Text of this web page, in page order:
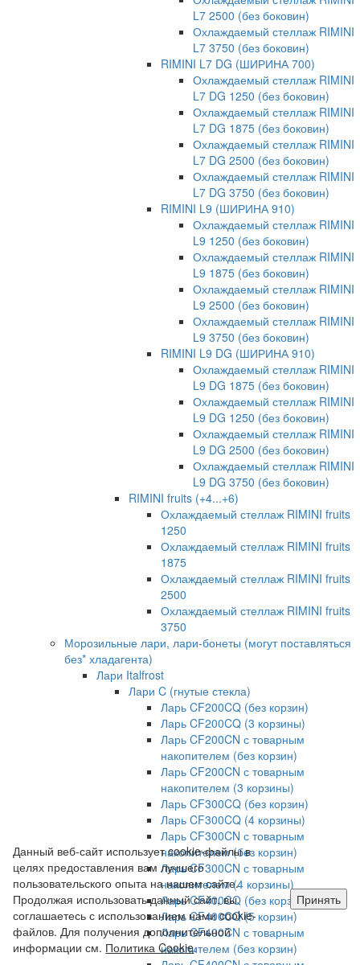
L7 2500 (без боковин)
Охлаждаемый стеллаж RIMINI
L7 3750 (без боковин)
RIMINI L7 DG (ШИРИНА 700)
Охлаждаемый стеллаж RIMINI
L7 DG 1250 (без боковин)
Охлаждаемый стеллаж RIMINI
L7 DG 1875 (без боковин)
Охлаждаемый стеллаж RIMINI
L7 DG 2500 (без боковин)
Охлаждаемый стеллаж RIMINI
L7 DG 3750 (без боковин)
RIMINI L9 (ШИРИНА 910)
Охлаждаемый стеллаж RIMINI
L9 1250 (без боковин)
Охлаждаемый стеллаж RIMINI
L9 1875 (без боковин)
Охлаждаемый стеллаж RIMINI
L9 2500 (без боковин)
Охлаждаемый стеллаж RIMINI
L9 3750 (без боковин)
RIMINI L9 DG (ШИРИНА 910)
Охлаждаемый стеллаж RIMINI
L9 DG 1875 (без боковин)
Охлаждаемый стеллаж RIMINI
L9 DG 1250 (без боковин)
Охлаждаемый стеллаж RIMINI
L9 DG 2500 (без боковин)
Охлаждаемый стеллаж RIMINI
L9 DG 3750 (без боковин)
RIMINI fruits (+4...+6)
Охлаждаемый стеллаж RIMINI fruits
1250
Охлаждаемый стеллаж RIMINI fruits
1875
Охлаждаемый стеллаж RIMINI fruits
2500
Охлаждаемый стеллаж RIMINI fruits
3750
Морозильные лари, лари-бонеты (могут поставляться
без* хладагента)
Лари Italfrost
Лари C (гнутые стекла)
Ларь CF200CQ (без корзин)
Ларь CF200CQ (3 корзины)
Ларь CF200CN с товарным
накопителем (без корзин)
Ларь CF200CN с товарным
накопителем (3 корзины)
Ларь CF300CQ (без корзин)
Ларь CF300CQ (4 корзины)
Ларь CF300CN с товарным
накопителем (без корзин)
Ларь CF300CN с товарным
накопителем (4 корзины)
Ларь CF400CQ (без корзин)
Ларь CF400CQ (5 корзин)
Ларь CF400CN с товарным
накопителем (без корзин)
Данный веб-сайт использует cookie-файлы в
целях предоставления вам лучшего
пользовательского опыта на нашем сайте.
Продолжая использовать данный сайт, вы
соглашаетесь с использованием нами cookie-
файлов. Для получения дополнительной
информации см. Политика Cookie.
Принять